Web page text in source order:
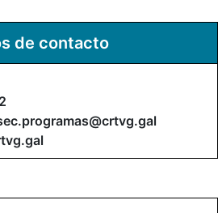
de contacto